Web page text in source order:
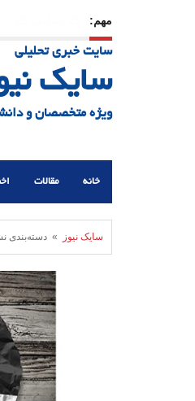
مهم:
21 دسامبر 25
سایت خبری تحلیلی
سایک
ویژه متخصصان و
خانه مقالات
سایک نیوز » دسته‌بندی